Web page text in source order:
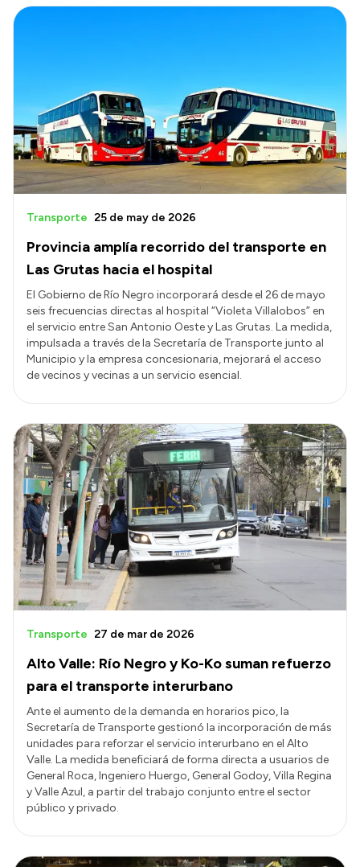
Provincia amplía recorrido del transporte en
Las Grutas hacia el hospital
Transporte 25 de may de 2026
El Gobierno de Río Negro incorporará desde el 26 de mayo
seis frecuencias directas al hospital “Violeta Villalobos” en
el servicio entre San Antonio Oeste y Las Grutas. La medida,
impulsada a través de la Secretaría de Transporte junto al
Municipio y la empresa concesionaria, mejorará el acceso
de vecinos y vecinas a un servicio esencial.
Alto Valle: Río Negro y Ko-Ko suman refuerzo
para el transporte interurbano
Transporte 27 de mar de 2026
Ante el aumento de la demanda en horarios pico, la
Secretaría de Transporte gestionó la incorporación de más
unidades para reforzar el servicio interurbano en el Alto
Valle. La medida beneficiará de forma directa a usuarios de
General Roca, Ingeniero Huergo, General Godoy, Villa Regina
y Valle Azul, a partir del trabajo conjunto entre el sector
público y privado.